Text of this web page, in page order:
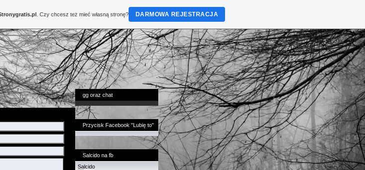
gg oraz chat
Przycisk Facebook "Lubię to"
Salcido na fb
Salcido
. Czy chcesz też mieć własną stronę? DARMOWA REJESTRACJA